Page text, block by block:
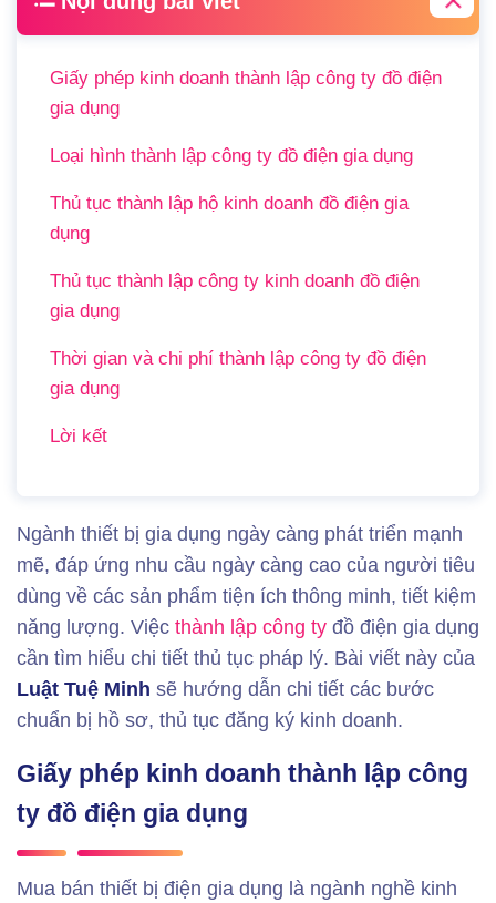
Giấy phép kinh doanh thành lập công ty đồ điện
gia dụng
Loại hình thành lập công ty đồ điện gia dụng
Thủ tục thành lập hộ kinh doanh đồ điện gia
dụng
Thủ tục thành lập công ty kinh doanh đồ điện
gia dụng
Thời gian và chi phí thành lập công ty đồ điện
gia dụng
Lời kết
Ngành thiết bị gia dụng ngày càng phát triển mạnh
mẽ, đáp ứng nhu cầu ngày càng cao của người tiêu
dùng về các sản phẩm tiện ích thông minh, tiết kiệm
năng lượng. Việc thành lập công ty đồ điện gia dụng
cần tìm hiểu chi tiết thủ tục pháp lý. Bài viết này của
Luật Tuệ Minh sẽ hướng dẫn chi tiết các bước
chuẩn bị hồ sơ, thủ tục đăng ký kinh doanh.
Giấy phép kinh doanh thành lập công
ty đồ điện gia dụng
Mua bán thiết bị điện gia dụng là ngành nghề kinh